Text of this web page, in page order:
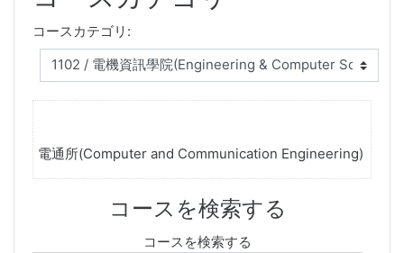
コースカテゴリ:
電通所(Computer and Communication Engineering)
コースを検索する
コースを検索する